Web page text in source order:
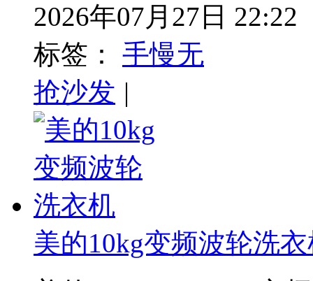
2026年07月27日 22:22
标签：
手慢无
抢沙发 |
美的10kg变频波轮洗